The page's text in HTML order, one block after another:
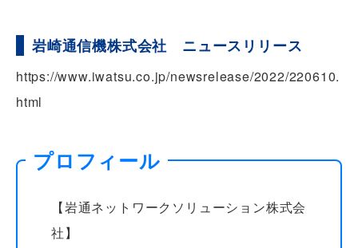
岩崎通信機株式会社 ニュースリリース
https://www.iwatsu.co.jp/newsrelease/2022/220610.
html
プロフィール
【岩通ネットワークソリューション株式会
社】